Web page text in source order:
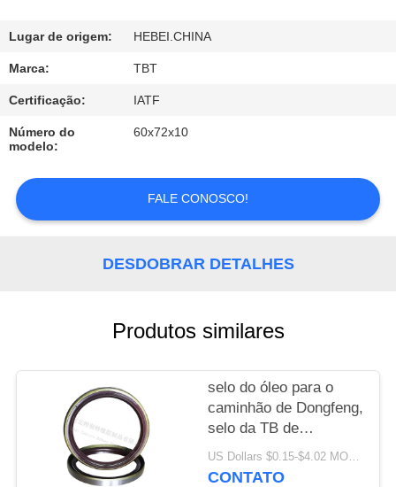
QUALIDADE
CONTACTE-
NOS
NOTÍCIA
Lugar de origem: HEBEI.CHINA
Marca: TBT
Certificação: IATF
Número do
modelo:
60x72x10
FALE CONOSCO!
DESDOBRAR DETALHES
Produtos similares
selo do óleo para o
caminhão de Dongfeng,
selo da TB de
60x72x7mm do óleo do
eixo de manivela
US Dollars $0.15-$4.02 MOQ:10pcs
CONTATO